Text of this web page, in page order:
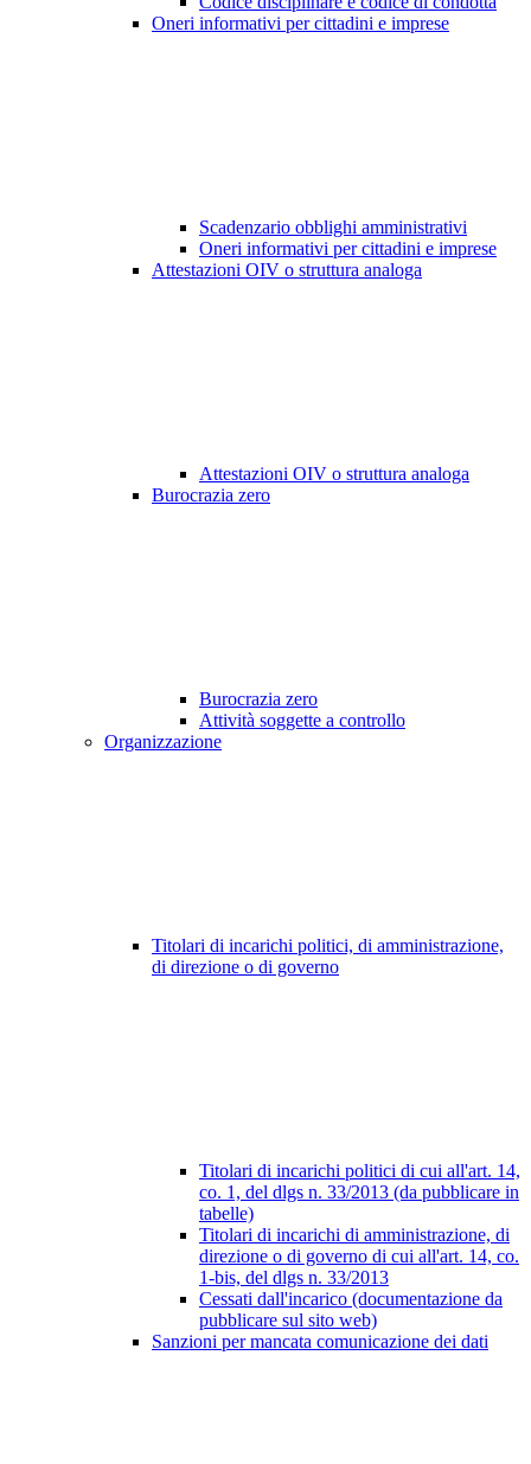
Oneri informativi per cittadini e imprese
Scadenzario obblighi amministrativi
Oneri informativi per cittadini e imprese
Attestazioni OIV o struttura analoga
Attestazioni OIV o struttura analoga
Burocrazia zero
Burocrazia zero
Attività soggette a controllo
Organizzazione
Titolari di incarichi politici, di amministrazione,
di direzione o di governo
Titolari di incarichi politici di cui all'art. 14,
co. 1, del dlgs n. 33/2013 (da pubblicare in
tabelle)
Titolari di incarichi di amministrazione, di
direzione o di governo di cui all'art. 14, co.
1-bis, del dlgs n. 33/2013
Cessati dall'incarico (documentazione da
pubblicare sul sito web)
Sanzioni per mancata comunicazione dei dati